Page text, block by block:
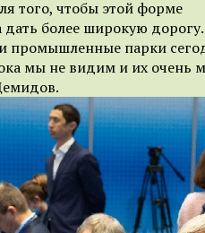
того, чтобы этой форме
более широкую
промышленные парки
мы не видим и их очень